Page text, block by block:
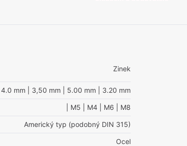
Zinek
| 4.0 mm | 3,50 mm | 5.00 mm | 3.20 mm
| M5 | M4 | M6 | M8
Americký typ (podobný DIN 315)
Ocel